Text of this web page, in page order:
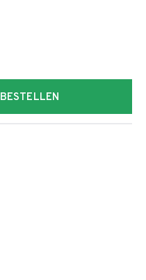
BESTELLEN